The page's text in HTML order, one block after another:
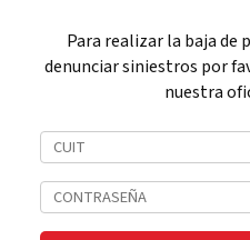
Para realizar la baja de
denunciar siniestros por
nuestra